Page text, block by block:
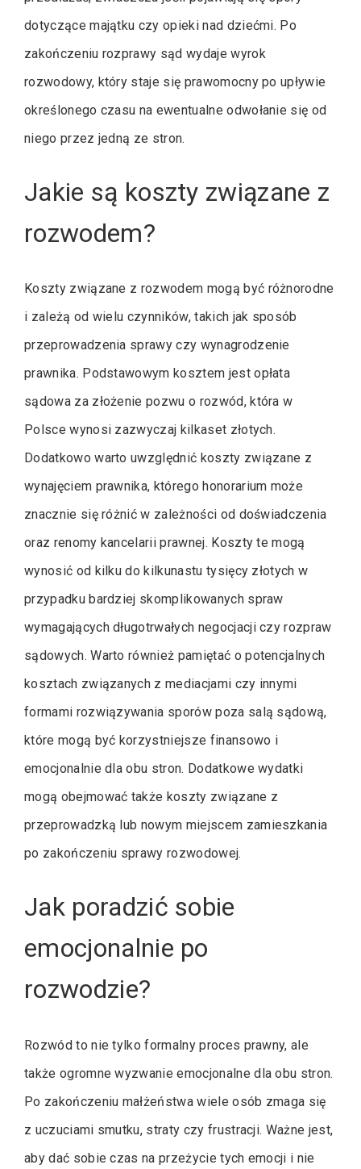
dotyczące majątku czy opieki nad dziećmi. Po
zakończeniu rozprawy sąd wydaje wyrok
rozwodowy, który staje się prawomocny po upływie
określonego czasu na ewentualne odwołanie się od
niego przez jedną ze stron.
Jakie są koszty związane z
rozwodem?
Koszty związane z rozwodem mogą być różnorodne
i zależą od wielu czynników, takich jak sposób
przeprowadzenia sprawy czy wynagrodzenie
prawnika. Podstawowym kosztem jest opłata
sądowa za złożenie pozwu o rozwód, która w
Polsce wynosi zazwyczaj kilkaset złotych.
Dodatkowo warto uwzględnić koszty związane z
wynajęciem prawnika, którego honorarium może
znacznie się różnić w zależności od doświadczenia
oraz renomy kancelarii prawnej. Koszty te mogą
wynosić od kilku do kilkunastu tysięcy złotych w
przypadku bardziej skomplikowanych spraw
wymagających długotrwałych negocjacji czy rozpraw
sądowych. Warto również pamiętać o potencjalnych
kosztach związanych z mediacjami czy innymi
formami rozwiązywania sporów poza salą sądową,
które mogą być korzystniejsze finansowo i
emocjonalnie dla obu stron. Dodatkowe wydatki
mogą obejmować także koszty związane z
przeprowadzką lub nowym miejscem zamieszkania
po zakończeniu sprawy rozwodowej.
Jak poradzić sobie
emocjonalnie po
rozwodzie?
Rozwód to nie tylko formalny proces prawny, ale
także ogromne wyzwanie emocjonalne dla obu stron.
Po zakończeniu małżeństwa wiele osób zmaga się
z uczuciami smutku, straty czy frustracji. Ważne jest,
aby dać sobie czas na przeżycie tych emocji i nie